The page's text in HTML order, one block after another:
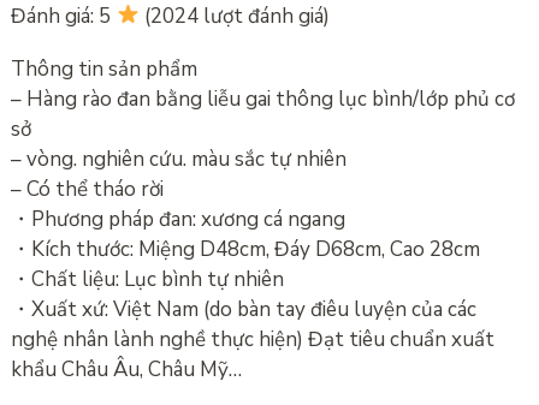
Đánh giá: 5
(2024 lượt đánh giá)
Thông tin sản phẩm
– Hàng rào đan bằng liễu gai thông lục bình/lớp phủ cơ
sở
– vòng. nghiên cứu. màu sắc tự nhiên
– Có thể tháo rời
・Phương pháp đan: xương cá ngang
・Kích thước: Miệng D48cm, Đáy D68cm, Cao 28cm
・Chất liệu: Lục bình tự nhiên
・Xuất xứ: Việt Nam (do bàn tay điêu luyện của các
nghệ nhân lành nghề thực hiện) Đạt tiêu chuẩn xuất
khẩu Châu Âu, Châu Mỹ…